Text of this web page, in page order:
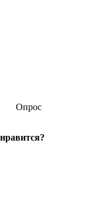
Опрос